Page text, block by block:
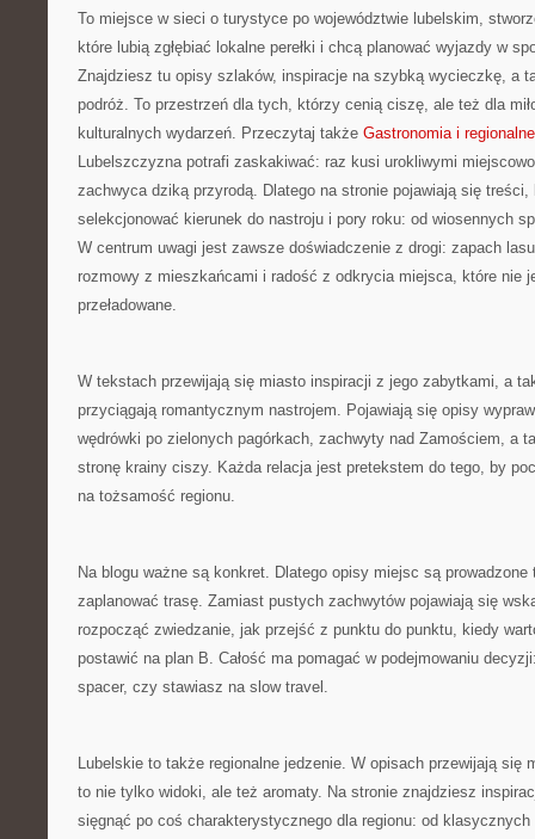
To miejsce w sieci o turystyce po województwie lubelskim,
które lubią zgłębiać lokalne perełki i chcą planować wyjazdy w
Znajdziesz tu opisy szlaków, inspiracje na szybką wycieczkę, a
podróż. To przestrzeń dla tych, którzy cenią ciszę, ale też dla
kulturalnych wydarzeń. Przeczytaj także Gastronomia i
Lubelszczyzna potrafi zaskakiwać: raz kusi urokliwymi
zachwyca dziką przyrodą. Dlatego na stronie pojawiają się treści,
selekcjonować kierunek do nastroju i pory roku: od wiosennych
W centrum uwagi jest zawsze doświadczenie z drogi: zapach
rozmowy z mieszkańcami i radość z odkrycia miejsca, które nie
przeładowane.
W tekstach przewijają się miasto inspiracji z jego zabytkami, a
przyciągają romantycznym nastrojem. Pojawiają się opisy
wędrówki po zielonych pagórkach, zachwyty nad Zamościem, a
stronę krainy ciszy. Każda relacja jest pretekstem do tego, by
na tożsamość regionu.
Na blogu ważne są konkret. Dlatego opisy miejsc są prowadzone
zaplanować trasę. Zamiast pustych zachwytów pojawiają się
rozpocząć zwiedzanie, jak przejść z punktu do punktu, kiedy
postawić na plan B. Całość ma pomagać w podejmowaniu
spacer, czy stawiasz na slow travel.
Lubelskie to także regionalne jedzenie. W opisach przewijają się
to nie tylko widoki, ale też aromaty. Na stronie znajdziesz
sięgnąć po coś charakterystycznego dla regionu: od